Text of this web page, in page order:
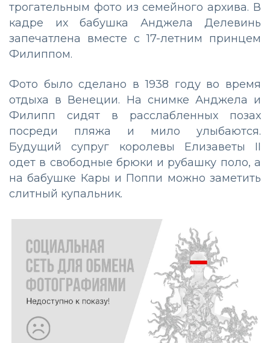
трогательным фото из семейного архива. В
кадре их бабушка Анджела Делевинь
запечатлена вместе с 17-летним принцем
Филиппом.
Фото было сделано в 1938 году во время
отдыха в Венеции. На снимке Анджела и
Филипп сидят в расслабленных позах
посреди пляжа и мило улыбаются.
Будущий супруг королевы Елизаветы II
одет в свободные брюки и рубашку поло, а
на бабушке Кары и Поппи можно заметить
слитный купальник.